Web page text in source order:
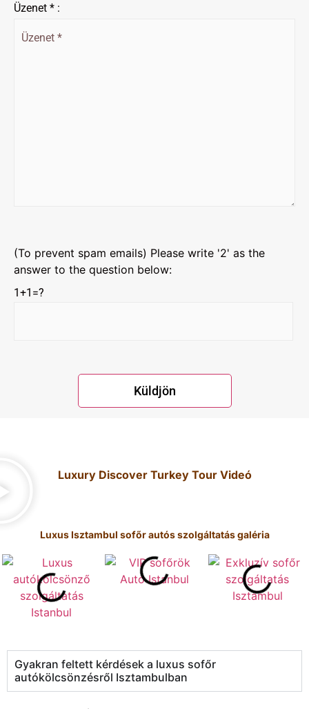
Üzenet * :
(To prevent spam emails) Please write '2' as the
answer to the question below:
1+1=?
Luxury Discover Turkey Tour Videó
Luxus Isztambul sofőr autós szolgáltatás galéria
Gyakran feltett kérdések a luxus sofőr
autókölcsönzésről Isztambulban